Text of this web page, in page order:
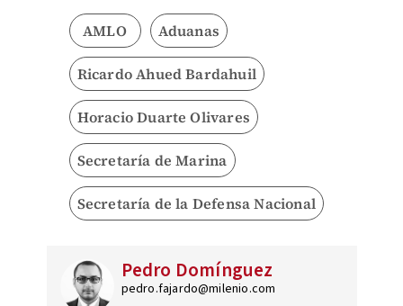
AMLO Aduanas
Ricardo Ahued Bardahuil
Horacio Duarte Olivares
Secretaría de Marina
Secretaría de la Defensa Nacional
Pedro Domínguez
pedro.fajardo@milenio.com